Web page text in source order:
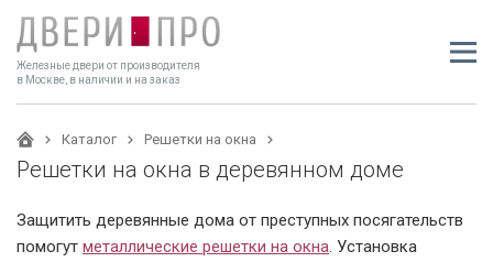
Железные двери от производителя
в Москве, в наличии и на заказ
Каталог Решетки на окна
Решетки на окна в деревянном доме
Защитить деревянные дома от преступных посягательств
помогут металлические решетки на окна. Установка